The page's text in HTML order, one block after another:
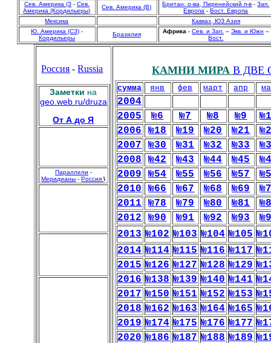
Сев. Америка (З - Сев.
Америка (Кордильеры)
Сев. Америка (В) Британ. о-ва, Пиренейский п-в -Зап.
Европа -Вост. Европа
Мексика
Кавказ, ЮЗ Азия
Ю. Америка (СЗ) -
Кордильеры
Бразилия Африка - Сев. и Зап. – Экв. и Южн –
Вост.
Россия -Russia
Заметки на
geo.web.ru/druza
От А до Я
Параллели -
Меридианы -Россия \
КАМНИ МИРА В ДВЕ
сумма янв фев март апр
2004
2005
№6 №7 №8 №9
2006
№18 №19 №20 №21
2007
№30 №31 №32 №33
2008
№42 №43 №44 №45
2009
№54 №55 №56 №57
2010
№66 №67 №68 №69
2011
№78 №79 №80 №81
2012
№90 №91 №92 №93
2013 №102 №103 №104 №105
2014 №114 №115 №116 №117
2015 №126 №127 №128 №129
2016 №138 №139 №140 №141
2017 №150 №151 №152 №153
2018 №162 №163 №164 №165
2019 №174 №175 №176 №177
2020 №186 №187 №188 №189